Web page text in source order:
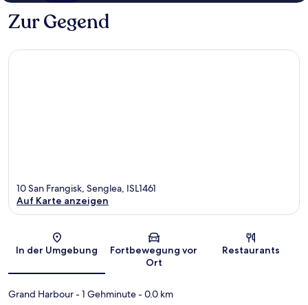
Zur Gegend
Karte
10 San Frangisk, Senglea, ISL1461
Auf Karte anzeigen
In der Umgebung
Fortbewegung vor
Ort
Restaurants
Grand Harbour- 1 Gehminute- 0.0 km